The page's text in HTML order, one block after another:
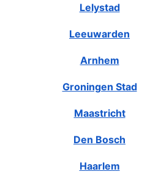
Lelystad
Leeuwarden
Arnhem
Groningen Stad
Maastricht
Den Bosch
Haarlem